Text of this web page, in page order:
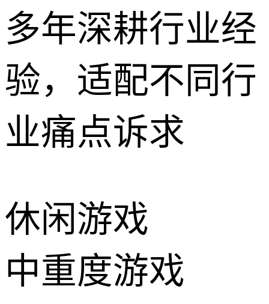
多年深耕行业经
验，适配不同行
业痛点诉求
休闲游戏
中重度游戏